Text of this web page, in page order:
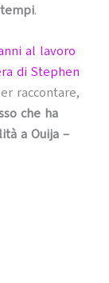
.
al lavoro
di Stephen
raccontare,
che ha
a Ouija –